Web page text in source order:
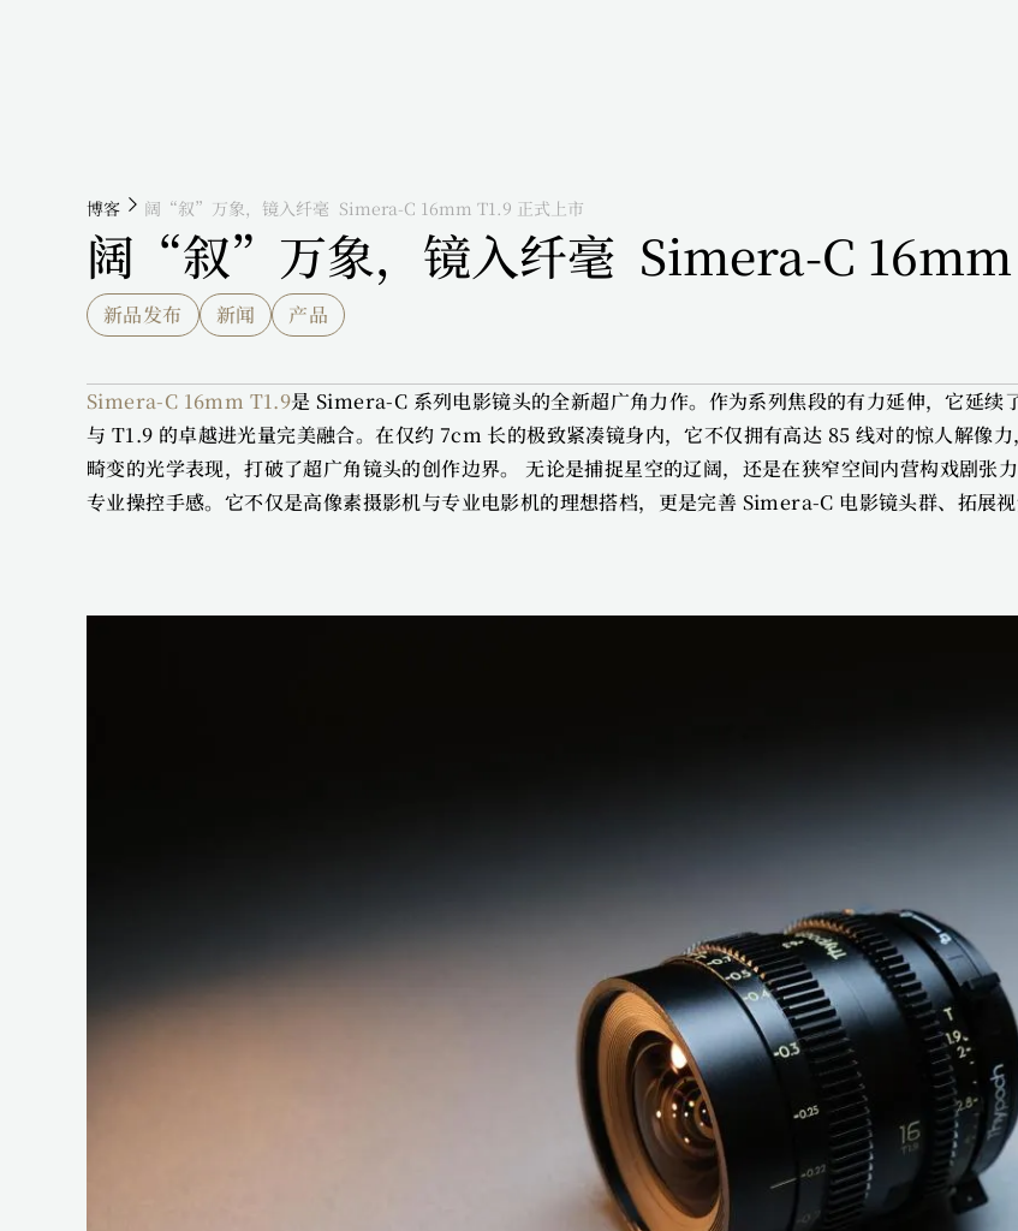
博客 阔“叙”万象，镜入纤毫  Simera-C 16mm T1.9 正式上市
阔“叙”万象，镜入纤毫  Simera-C
新品发布 新闻 产品
Simera-C 16mm T1.9是 Simera-C 系列电影镜头的全新超广角力作。作为系列焦段的有力延伸，它延
与 T1.9 的卓越进光量完美融合。在仅约 7cm 长的极致紧凑镜身内，它不仅拥有高达 85 线对的惊人解
畸变的光学表现，打破了超广角镜头的创作边界。 无论是捕捉星空的辽阔，还是在狭窄空间内营构戏剧
专业操控手感。它不仅是高像素摄影机与专业电影机的理想搭档，更是完善 Simera-C 电影镜头群、拓展视